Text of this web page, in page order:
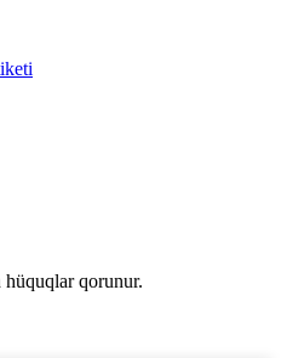
qorunur.